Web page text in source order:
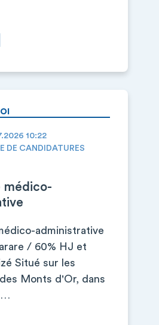
10:22
DE CANDIDATURES
médico-
administrative
/ 60% HJ et
Situé sur les
Monts d'Or, dans